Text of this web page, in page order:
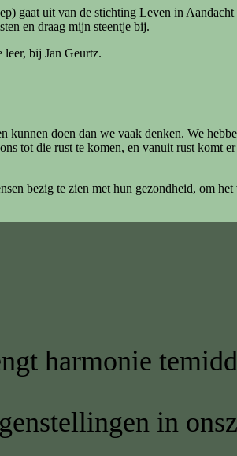
gaat uit van de stichting Leven in
en draag mijn steentje bij.
leer, bij Jan Geurtz.
kunnen doen dan we vaak denken. We
tot die rust te komen, en vanuit rust komt
bezig te zien met hun gezondheid, om
harmonie
in